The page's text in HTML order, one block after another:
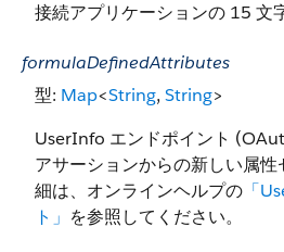
接続アプリケーションの 15 文
formulaDefinedAttributes
型: Map<String, String>
UserInfo エンドポイント
アサーションからの新しい属
細は、オンラインヘルプの 「
ト」 を参照してください。